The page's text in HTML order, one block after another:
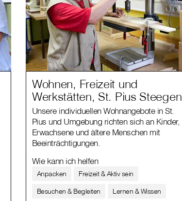
Wohnen, Freizeit und
Werkstätten, St. Pius Steegen
Unsere individuellen Wohnangebote in St.
Pius und Umgebung richten sich an Kinder,
Erwachsene und ältere Menschen mit
Beeinträchtigungen.
Wie kann ich helfen
Anpacken
Freizeit & Aktiv sein
Besuchen & Begleiten
Lernen & Wissen